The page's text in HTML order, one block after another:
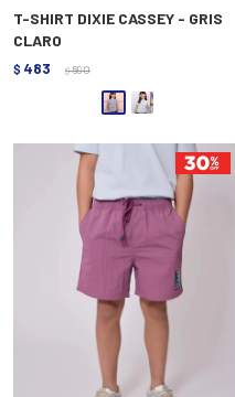
T-SHIRT DIXIE CASSEY - GRIS
CLARO
$ 483 $ 690